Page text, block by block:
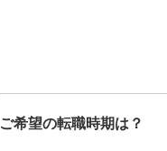
ご希望の転職時期は？